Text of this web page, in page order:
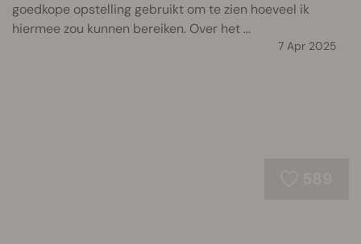
goedkope opstelling gebruikt om te zien hoeveel ik
hiermee zou kunnen bereiken. Over het ...
7 Apr 2025